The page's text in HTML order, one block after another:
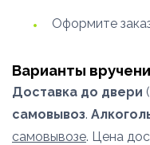
Оформите
Варианты
Доставка до двери (
самовывоз.
самовывозе. Цена